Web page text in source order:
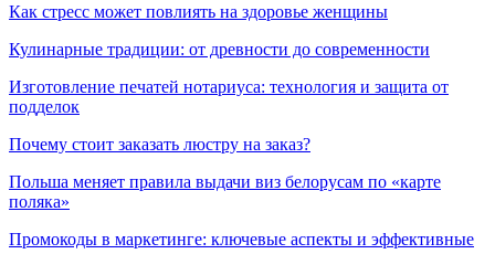
Как стресс может повлиять на здоровье женщины
Кулинарные традиции: от древности до современности
Изготовление печатей нотариуса: технология и защита от
подделок
Почему стоит заказать люстру на заказ?
Польша меняет правила выдачи виз белорусам по «карте
поляка»
Промокоды в маркетинге: ключевые аспекты и эффективные